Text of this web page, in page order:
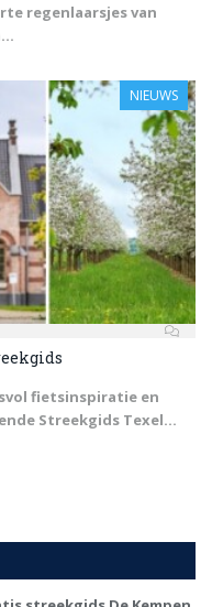
regenlaarsjes van
NIEUWS
fietsinspiratie en
Streekgids Texel…